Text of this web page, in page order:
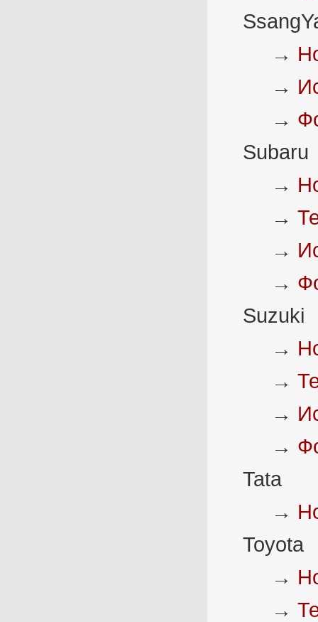
→
→
→
Subaru
→
→
→
→
Suzuki
→
→
→
→
Tata
→
Toyota
→
→